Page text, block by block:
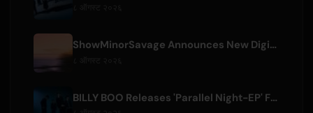
ShowMinorSavage Announces New Digital Single 'Gradation'
BILLY BOO Releases 'Parallel Night-EP' Featuring TV Drama Theme Song